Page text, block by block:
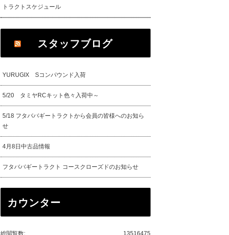
トラクトスケジュール
スタッフブログ
YURUGIX Sコンパウンド入荷
5/20 タミヤRCキット色々入荷中～
5/18 フタババギートラクトから会員の皆様へのお知ら
せ
4月8日中古品情報
フタババギートラクト コースクローズドのお知らせ
カウンター